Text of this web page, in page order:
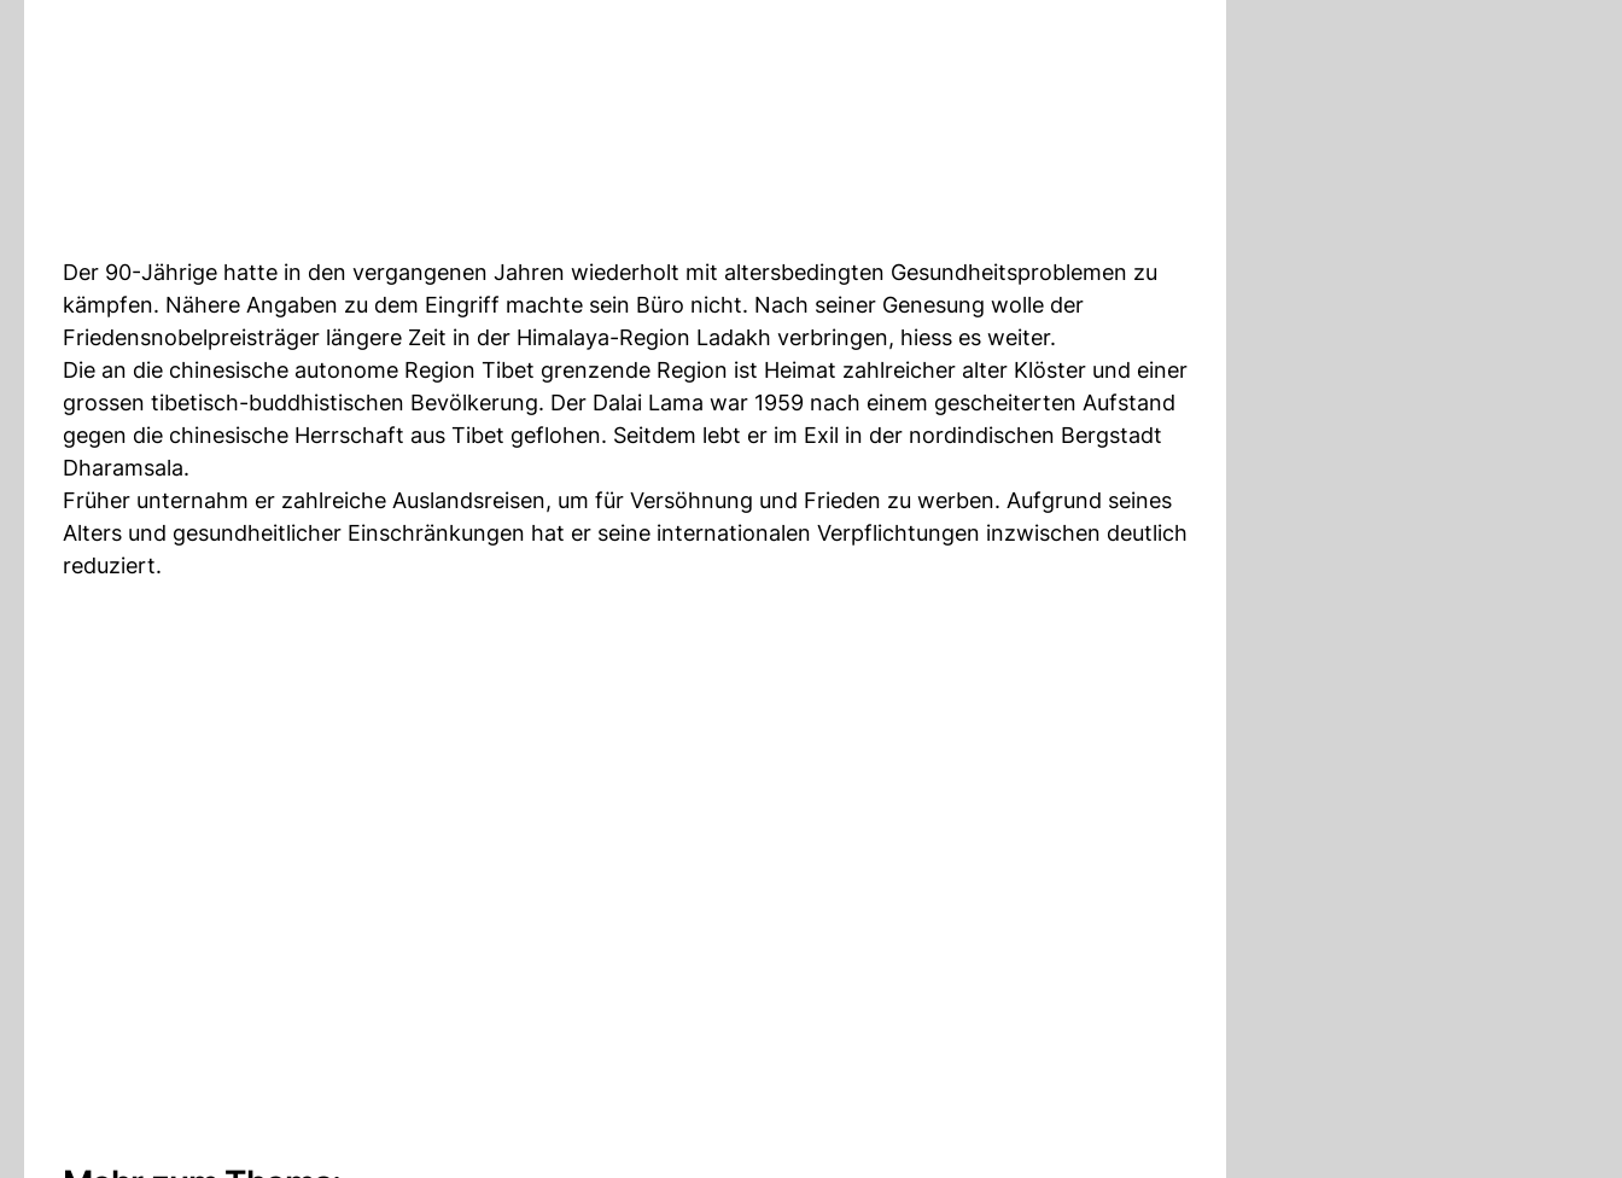
Der 90-Jährige hatte in den vergangenen Jahren wiederholt mit altersbedingten Gesundheitsproblemen zu
kämpfen. Nähere Angaben zu dem Eingriff machte sein Büro nicht. Nach seiner Genesung wolle der
Friedensnobelpreisträger längere Zeit in der Himalaya-Region Ladakh verbringen, hiess es weiter.
Die an die chinesische autonome Region Tibet grenzende Region ist Heimat zahlreicher alter Klöster und einer
grossen tibetisch-buddhistischen Bevölkerung. Der Dalai Lama war 1959 nach einem gescheiterten Aufstand
gegen die chinesische Herrschaft aus Tibet geflohen. Seitdem lebt er im Exil in der nordindischen Bergstadt
Dharamsala.
Früher unternahm er zahlreiche Auslandsreisen, um für Versöhnung und Frieden zu werben. Aufgrund seines
Alters und gesundheitlicher Einschränkungen hat er seine internationalen Verpflichtungen inzwischen deutlich
reduziert.